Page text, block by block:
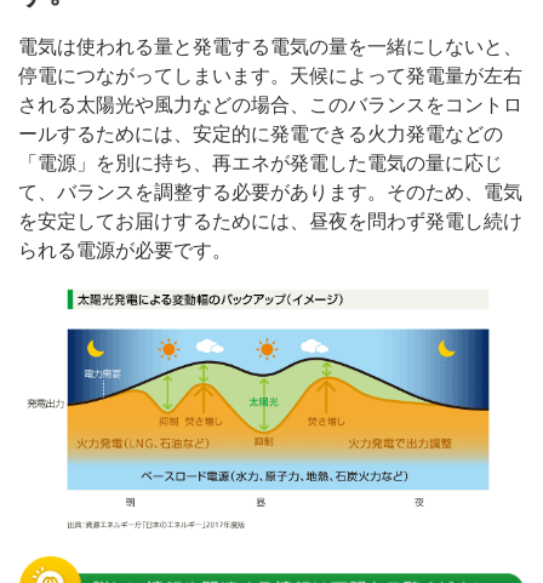
電気は使われる量と発電する電気の量を一緒にしないと、
停電につながってしまいます。天候によって発電量が左右
される太陽光や風力などの場合、このバランスをコントロ
ールするためには、安定的に発電できる火力発電などの
「電源」を別に持ち、再エネが発電した電気の量に応じ
て、バランスを調整する必要があります。そのため、電気
を安定してお届けするためには、昼夜を問わず発電し続け
られる電源が必要です。